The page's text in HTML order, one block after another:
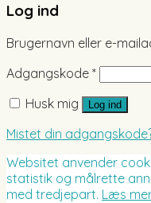
Log ind
Brugernavn eller e-
Adgangskode *
Husk mig
Log ind
Mistet din
Websitet anvender
statistik og målrette
med tredjepart. Læs